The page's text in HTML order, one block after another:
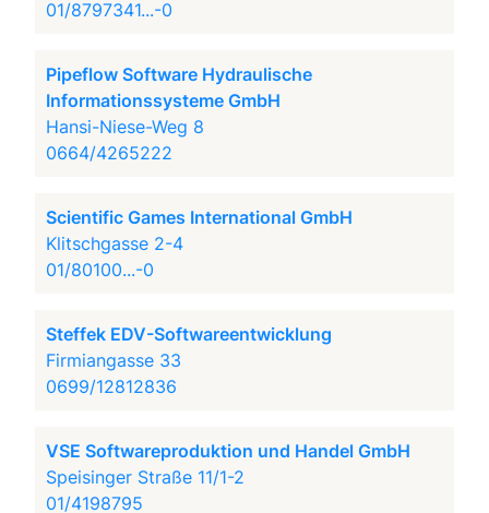
01/8797341...-0
Pipeflow Software Hydraulische
Informationssysteme GmbH
Hansi-Niese-Weg 8
0664/4265222
Scientific Games International GmbH
Klitschgasse 2-4
01/80100...-0
Steffek EDV-Softwareentwicklung
Firmiangasse 33
0699/12812836
VSE Softwareproduktion und Handel GmbH
Speisinger Straße 11/1-2
01/4198795